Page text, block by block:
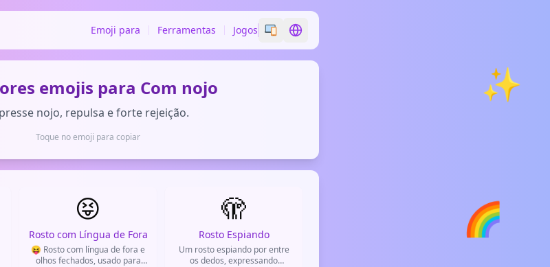
Emoji para Ferramentas Jogos Switch emoji style
Switch language
🌈
✨
emojis para Com nojo
nojo, repulsa e forte rejeição.
Toque no emoji para copiar
😝
Rosto com Língua de Fora
😝 Rosto com língua de fora e
olhos fechados, usado para
🫣
Rosto Espiando
Um rosto espiando por entre
os dedos, expressando